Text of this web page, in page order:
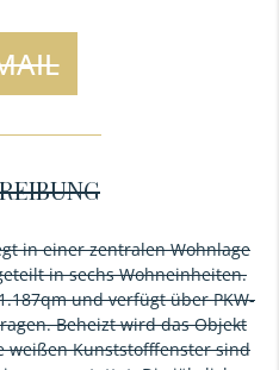
in einer zentralen Wohnlage
in sechs Wohneinheiten.
und verfügt über PKW-
Beheizt wird das Objekt
weißen Kunststofffenster sind